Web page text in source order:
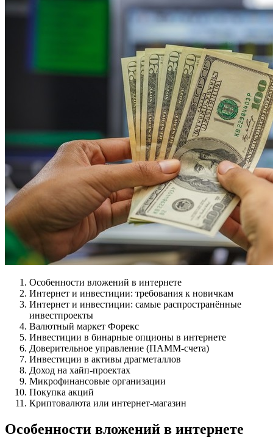
Особенности вложений в интернете
Интернет и инвестиции: требования к новичкам
Интернет и инвестиции: самые распространённые
инвестпроекты
Валютный маркет Форекс
Инвестиции в бинарные опционы в интернете
Доверительное управление (ПАММ-счета)
Инвестиции в активы драгметаллов
Доход на хайп-проектах
Микрофинансовые организации
Покупка акций
Криптовалюта или интернет-магазин
Особенности вложений в интернете